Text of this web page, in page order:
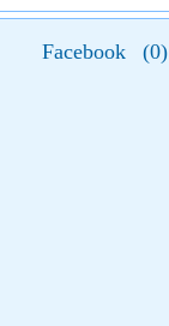
Facebook (0)